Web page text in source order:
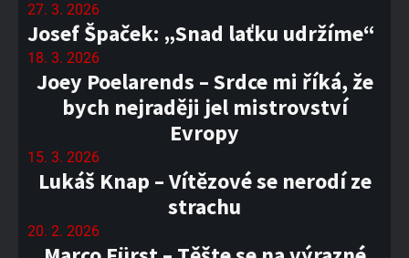
27. 3. 2026
Josef Špaček: „Snad laťku udržíme“
18. 3. 2026
Joey Poelarends – Srdce mi říká, že
bych nejraději jel mistrovství
Evropy
15. 3. 2026
Lukáš Knap – Vítězové se nerodí ze
strachu
20. 2. 2026